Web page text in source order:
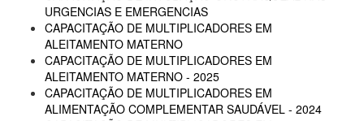
URGENCIAS E EMERGENCIAS
CAPACITAÇÃO DE MULTIPLICADORES EM
ALEITAMENTO MATERNO
CAPACITAÇÃO DE MULTIPLICADORES EM
ALEITAMENTO MATERNO - 2025
CAPACITAÇÃO DE MULTIPLICADORES EM
ALIMENTAÇÃO COMPLEMENTAR SAUDÁVEL - 2024